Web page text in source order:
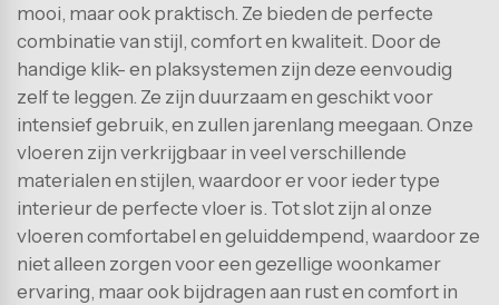
mooi, maar ook praktisch. Ze bieden de perfecte
combinatie van stijl, comfort en kwaliteit. Door de
handige klik- en plaksystemen zijn deze eenvoudig
zelf te leggen. Ze zijn duurzaam en geschikt voor
intensief gebruik, en zullen jarenlang meegaan. Onze
vloeren zijn verkrijgbaar in veel verschillende
materialen en stijlen, waardoor er voor ieder type
interieur de perfecte vloer is. Tot slot zijn al onze
vloeren comfortabel en geluiddempend, waardoor ze
niet alleen zorgen voor een gezellige woonkamer
ervaring, maar ook bijdragen aan rust en comfort in